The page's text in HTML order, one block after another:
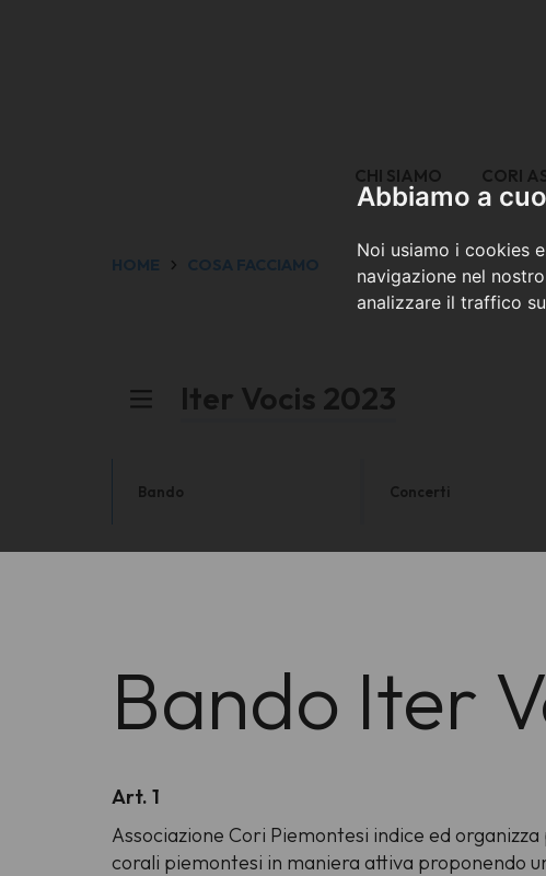
Abbiamo a
Noi usiamo i cookies
navigazione nel
analizzare il traffico
CHI SIAMO CORI
HOME COSA FACCIAMO
Iter Vocis 2023
Bando Concerti
Bando Iter
Art. 1
Associazione Cori Piemontesi indice ed organizza
corali piemontesi in maniera attiva proponendo